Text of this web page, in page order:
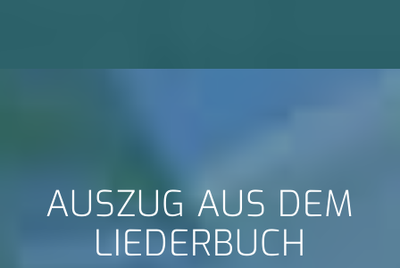
AUSZUG AUS DEM
LIEDERBUCH